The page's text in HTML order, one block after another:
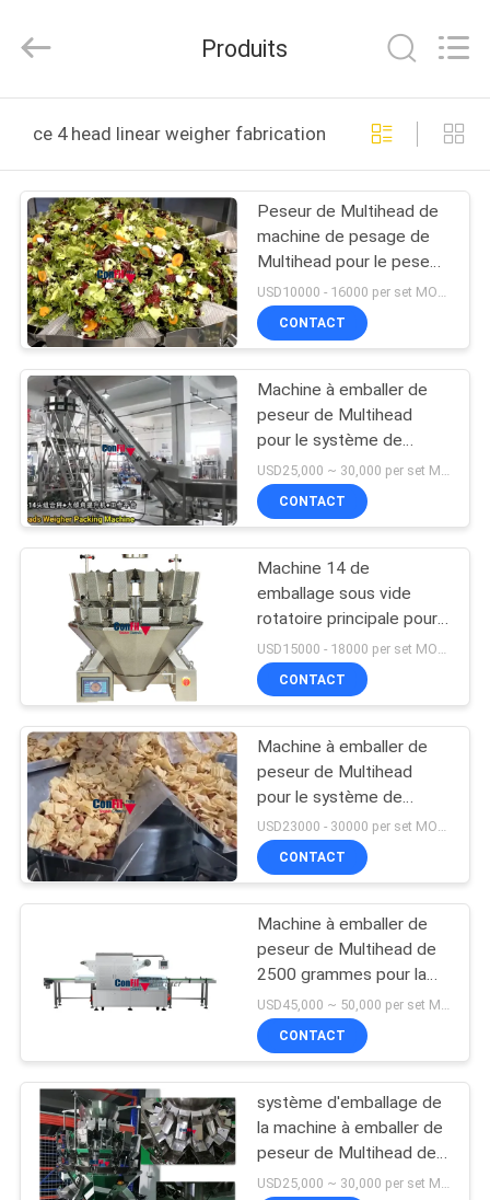
PRODUITS
VIDÉOS
AU
SUJET
DE
NOUS
VISITE
D'USINE
CONTRÔLE
QUALITÉ
DEMANDEZ
UNE
CITATION
PLAN
SITE
POLICY
2025
ConFil
Rights
Produits
ce 4 head linear weigher fabrication en ligne
Peseur de Multihead de
machine de pesage de
Multihead pour le peseur
végétal de remplissage
de salade de Shap de
feuille de laitue
USD10000 - 16000 per set MOQ:1 ensemble
CONTACT
Machine à emballer de
peseur de Multihead
pour le système de
emballage végétal de
Bean Sprout VFFS
CONTACT
Machine 14 de
emballage sous vide
rotatoire principale pour
la machine congelée
d'emballage alimentaire
de boulette de viande
CONTACT
Machine à emballer de
peseur de Multihead
pour le système de
conditionnement à
grande vitesse expulsé
de casse-croûte de maïs
USD23000 - 30000 per set MOQ:1 ensemble
CONTACT
Machine à emballer de
peseur de Multihead de
2500 grammes pour la
chaîne d'emballage prête
braisée de repas de porc
USD45,000 ~ 50,000 per set MOQ:1 ensemble
CONTACT
système d'emballage de
la machine à emballer de
peseur de Multihead de
grains de céréales du riz